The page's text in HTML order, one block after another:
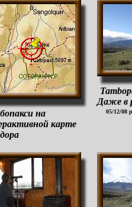
на
карте
Даже в
05/12/08